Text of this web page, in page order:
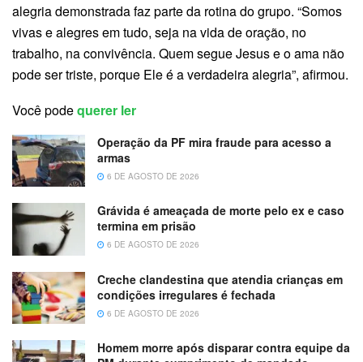
alegria demonstrada faz parte da rotina do grupo. “Somos
vivas e alegres em tudo, seja na vida de oração, no
trabalho, na convivência. Quem segue Jesus e o ama não
pode ser triste, porque Ele é a verdadeira alegria”, afirmou.
Você podequerer ler
Operação da PF mira fraude para acesso a
armas
6 DE AGOSTO DE 2026
Grávida é ameaçada de morte pelo ex e caso
termina em prisão
6 DE AGOSTO DE 2026
Creche clandestina que atendia crianças em
condições irregulares é fechada
6 DE AGOSTO DE 2026
Homem morre após disparar contra equipe da